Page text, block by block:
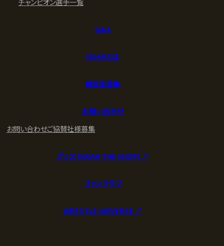
Q&A
NOAHとは
練習生募集
お問い合わせ
お問い合わせご協賛社様募集
グッズ (NOAH THE SHOP) ↗︎
ファンクラブ
WRESTLE UNIVERSE ↗︎